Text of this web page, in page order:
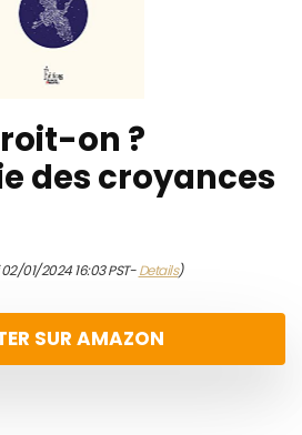
on ?
des croyances
01/2024 16:03 PST-Details)
SUR AMAZON